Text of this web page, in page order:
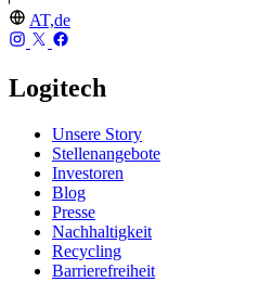
AT,de
Logitech
Unsere Story
Stellenangebote
Investoren
Blog
Presse
Nachhaltigkeit
Recycling
Barrierefreiheit